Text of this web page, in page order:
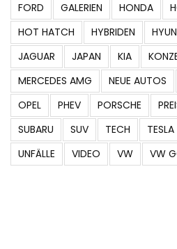
FORD
GALERIEN HONDA
HOT HATCH
HYBRIDEN
JAGUAR
JAPAN KIA
MERCEDES AMG
NEUE AUTOS
OPEL
PHEV PORSCHE
SUBARU
SUV TECH TESLA
UNFÄLLE
VIDEO VW VW